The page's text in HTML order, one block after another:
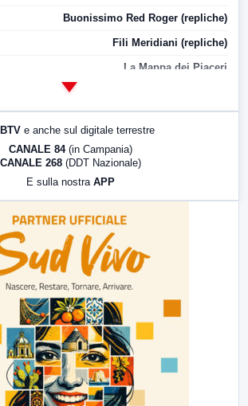
Buonissimo Red Roger (repliche)
Fili Meridiani (repliche)
La Mappa dei Piaceri
LabNews (replica)
e anche sul digitale terrestre
CANALE 84 (in Campania)
CANALE 268 (DDT Nazionale)
E sulla nostra APP